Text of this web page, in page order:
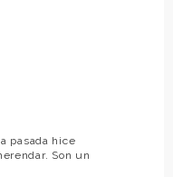
pasada hice
Son un